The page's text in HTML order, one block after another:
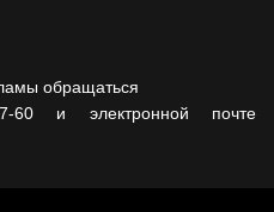
обращаться
и электронной почте